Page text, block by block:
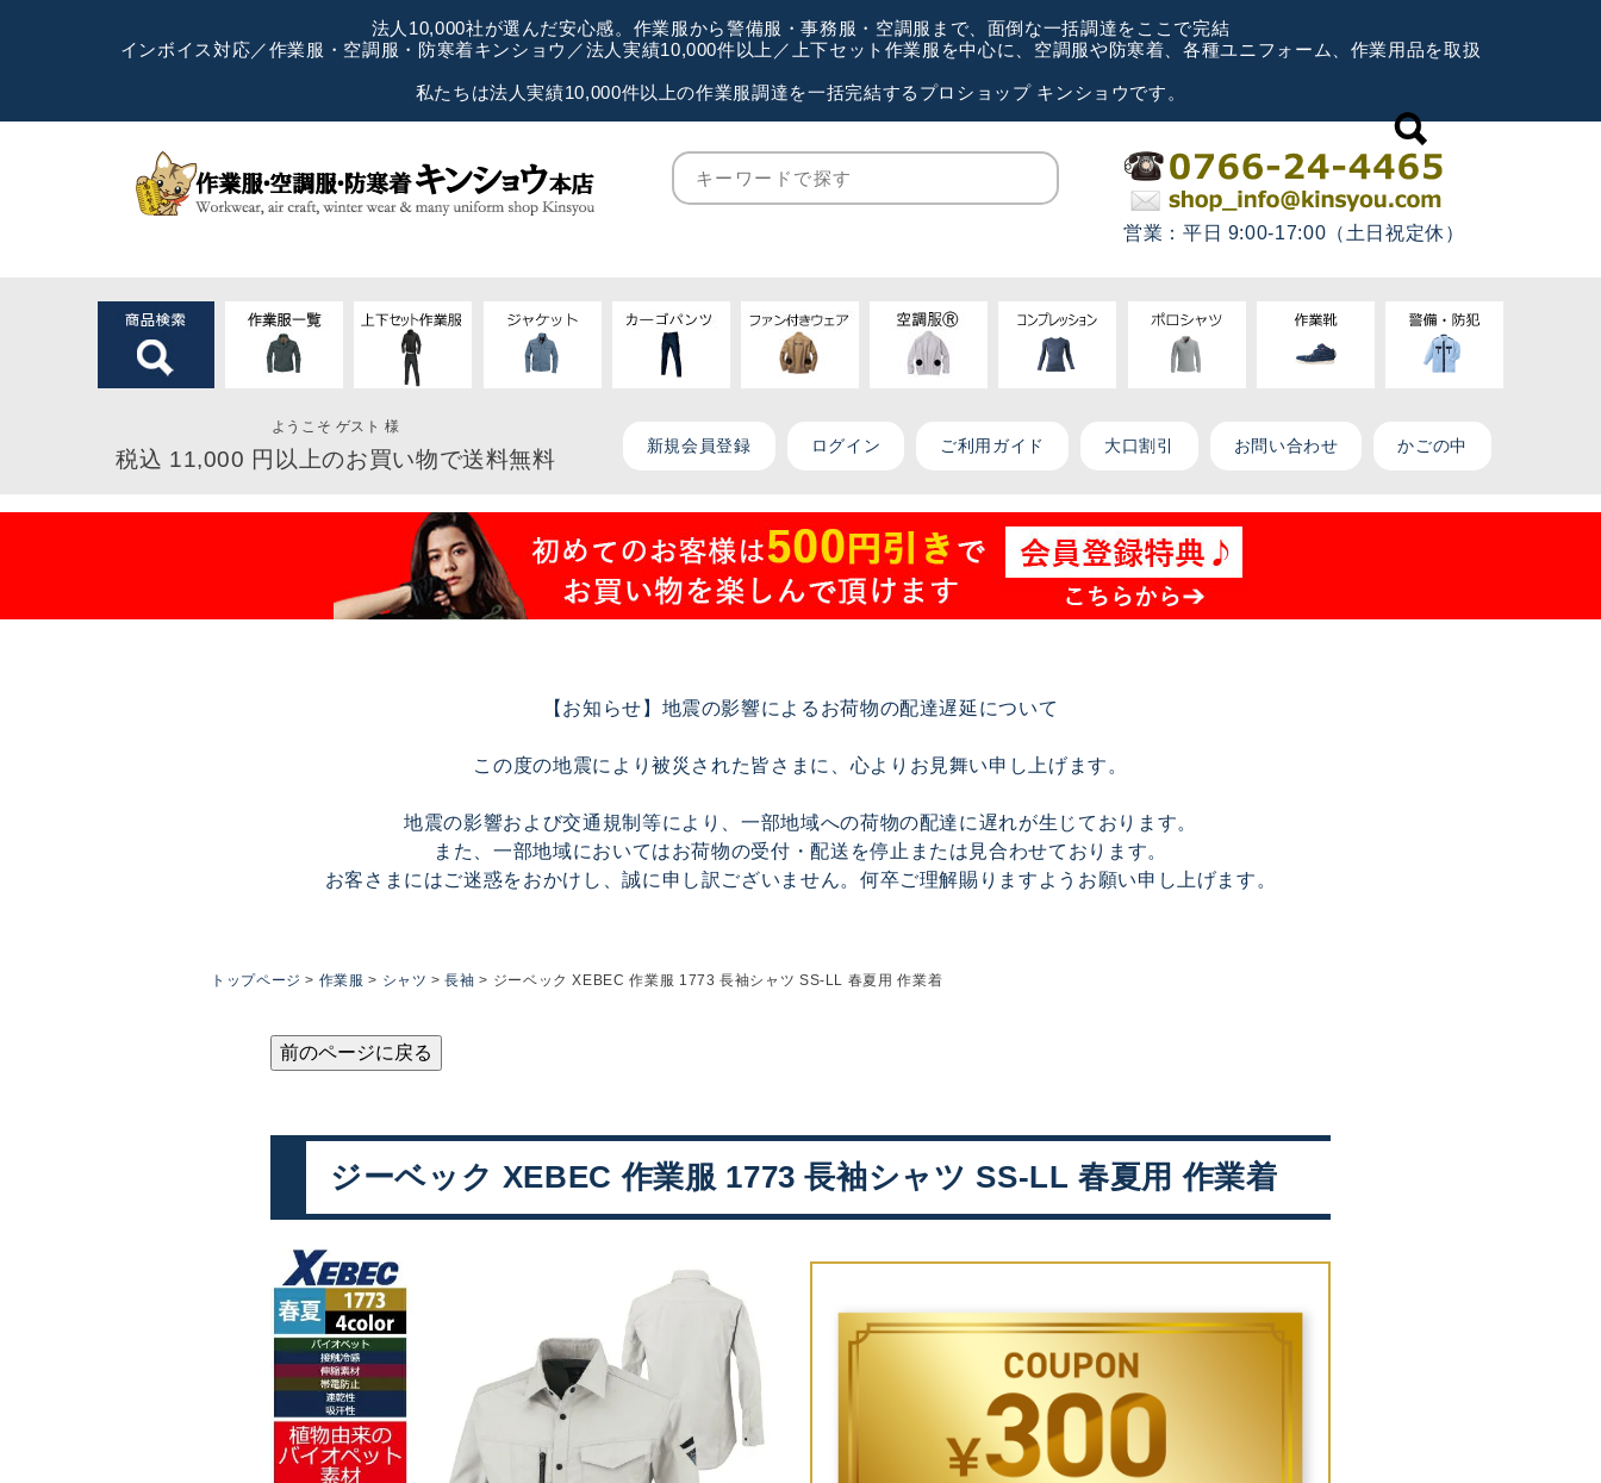
法人10,000社が選んだ安心感。作業服から警備服・事務服・空調服まで、面倒な一括調達をここで完結
インボイス対応／作業服・空調服・防寒着キンショウ／法人実績10,000件以上／上下セット作業服を中心に、空調服や防寒着、各種ユニフォーム、作業用品を取扱
私たちは法人実績10,000件以上の作業服調達を一括完結するプロショップ キンショウです。
営業：平日 9:00-17:00（土日祝定休）
ようこそ ゲスト 様
税込 11,000 円以上のお買い物で送料無料
新規会員登録 ログイン ご利用ガイド 大口割引 お問い合わせ かごの中
【お知らせ】地震の影響によるお荷物の配達遅延について
この度の地震により被災された皆さまに、心よりお見舞い申し上げます。
地震の影響および交通規制等により、一部地域への荷物の配達に遅れが生じております。
また、一部地域においてはお荷物の受付・配送を停止または見合わせております。
お客さまにはご迷惑をおかけし、誠に申し訳ございません。何卒ご理解賜りますようお願い申し上げます。
トップページ 作業服 シャツ 長袖 ジーベック XEBEC 作業服 1773 長袖シャツ SS-LL 春夏用 作業着
前のページに戻る
ジーベック XEBEC 作業服 1773 長袖シャツ SS-LL 春夏用 作業着